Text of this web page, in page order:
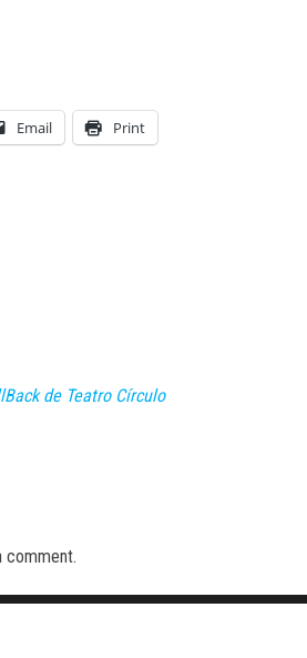
Email Print
de Teatro Círculo
comment.